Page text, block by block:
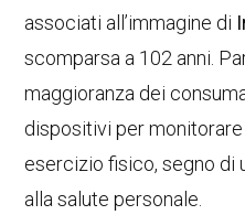
associati all’immagine di
scomparsa a 102 anni.
maggioranza dei
dispositivi per
esercizio fisico, segno di
alla salute personale.